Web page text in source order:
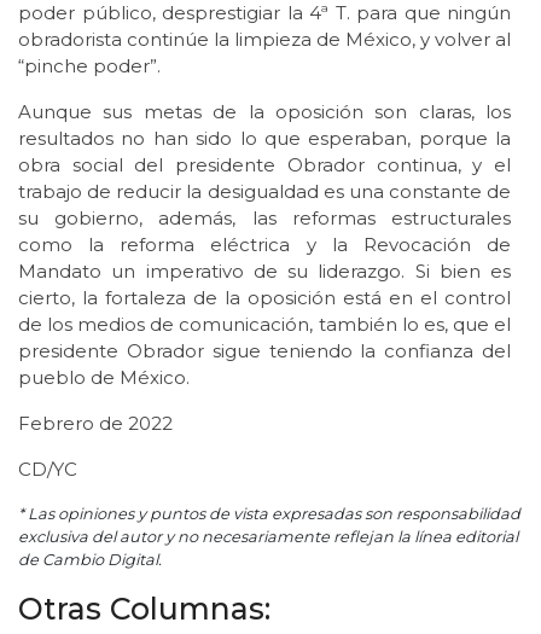
poder público, desprestigiar la 4ª T. para que ningún
obradorista continúe la limpieza de México, y volver al
“pinche poder”.
Aunque sus metas de la oposición son claras, los
resultados no han sido lo que esperaban, porque la
obra social del presidente Obrador continua, y el
trabajo de reducir la desigualdad es una constante de
su gobierno, además, las reformas estructurales
como la reforma eléctrica y la Revocación de
Mandato un imperativo de su liderazgo. Si bien es
cierto, la fortaleza de la oposición está en el control
de los medios de comunicación, también lo es, que el
presidente Obrador sigue teniendo la confianza del
pueblo de México.
Febrero de 2022
CD/YC
* Las opiniones y puntos de vista expresadas son responsabilidad
exclusiva del autor y no necesariamente reflejan la línea editorial
de Cambio Digital.
Otras Columnas: